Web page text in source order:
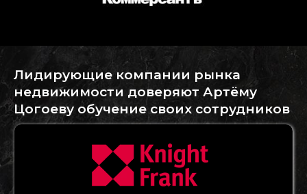
Лидирующие компании рынка
недвижимости доверяют Артёму
Цогоеву обучение своих сотрудников